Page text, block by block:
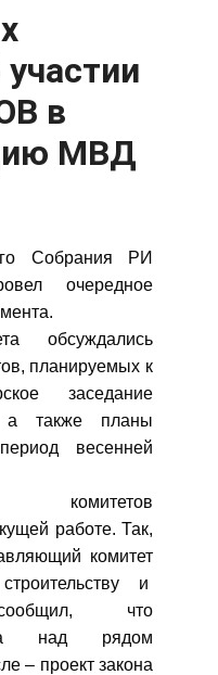
в
МВД
Собрания РИ
очередное
обсуждались
планируемых к
заседание
а также планы
весенней
работе. Так,
комитет
и
сообщил, что
над рядом
– проект закона